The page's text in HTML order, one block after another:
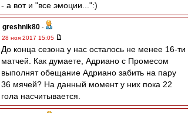
- а вот и "все эмоции...":)
greshnik80 -
28 ноя 2017 15:05
До конца сезона у нас осталось не менее 16-ти
матчей. Как думаете, Адриано с Промесом
выполнят обещание Адриано забить на пару
36 мячей? На данный момент у них пока 22
гола насчитывается.